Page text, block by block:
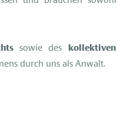
sowie des
kollektiven
durch uns als Anwalt.